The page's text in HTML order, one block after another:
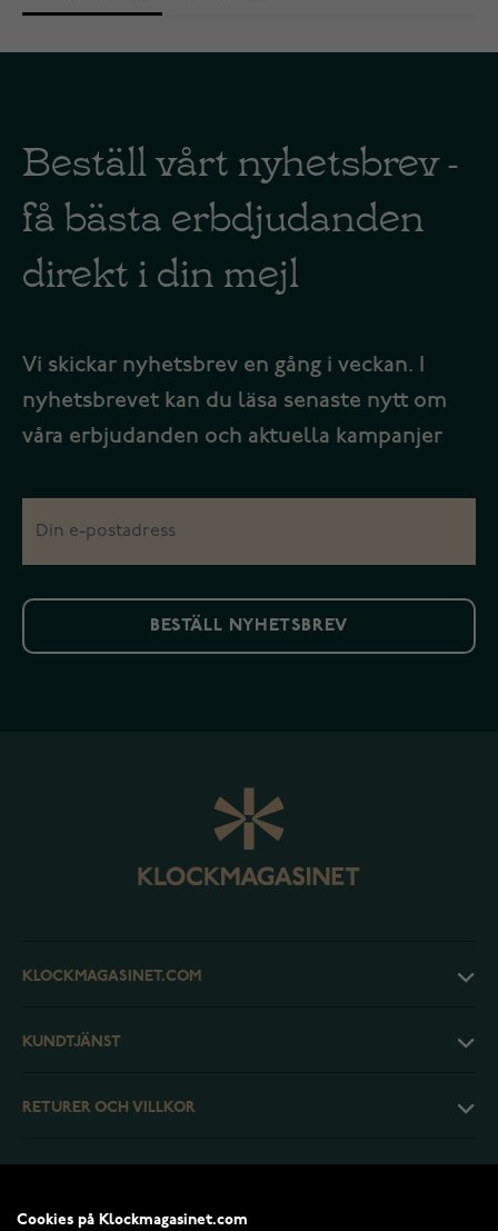
Beställ vårt nyhetsbrev -
få bästa erbdjudanden
direkt i din mejl
Vi skickar nyhetsbrev en gång i veckan. I
nyhetsbrevet kan du läsa senaste nytt om
våra erbjudanden och aktuella kampanjer
BESTÄLL NYHETSBREV
KLOCKMAGASINET.COM
KUNDTJÄNST
RETURER OCH VILLKOR
Cookies på Klockmagasinet.com